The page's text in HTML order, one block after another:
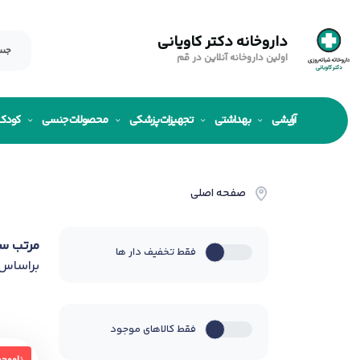
داروخانه دکتر کاویانی
اولین داروخانه آنلاین در قم
آرایشی بهداشتی تجهیزات پزشکی محصولات جنسی
صفحه اصلی
فقط تخفیف دار ها
فقط کالاهای موجود
مرتب